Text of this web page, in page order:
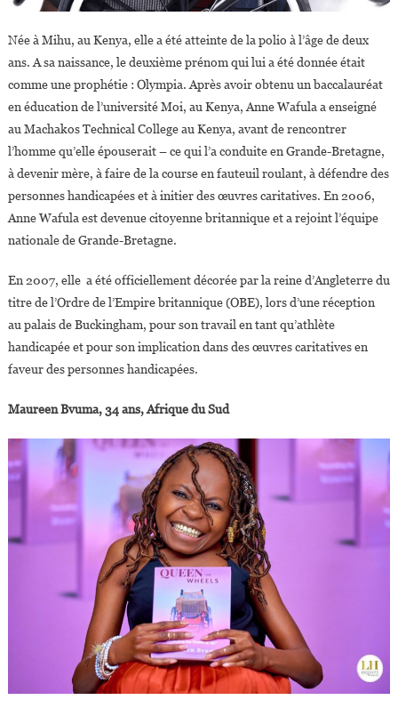
Née à Mihu, au Kenya, elle a été atteinte de la polio à l’âge de deux
ans. A sa naissance, le deuxième prénom qui lui a été donnée était
comme une prophétie : Olympia. Après avoir obtenu un baccalauréat
en éducation de l’université Moi, au Kenya, Anne Wafula a enseigné
au Machakos Technical College au Kenya, avant de rencontrer
l’homme qu’elle épouserait – ce qui l’a conduite en Grande-Bretagne,
à devenir mère, à faire de la course en fauteuil roulant, à défendre des
personnes handicapées et à initier des œuvres caritatives. En 2006,
Anne Wafula est devenue citoyenne britannique et a rejoint l’équipe
nationale de Grande-Bretagne.
En 2007, elle a été officiellement décorée par la reine d’Angleterre du
titre de l’Ordre de l’Empire britannique (OBE), lors d’une réception
au palais de Buckingham, pour son travail en tant qu’athlète
handicapée et pour son implication dans des œuvres caritatives en
faveur des personnes handicapées.
Maureen Bvuma, 34 ans, Afrique du Sud